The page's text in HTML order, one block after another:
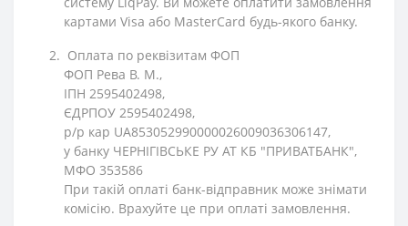
картами Visa або MasterCard будь-якого банку.
Оплата по реквізитам ФОП
ФОП Рева В. М.,
ІПН 2595402498,
ЄДРПОУ 2595402498,
р/р кар UA853052990000026009036306147,
у банку ЧЕРНІГІВСЬКЕ РУ АТ КБ "ПРИВАТБАНК",
МФО 353586
При такій оплаті банк-відправник може знімати
комісію. Врахуйте це при оплаті замовлення.